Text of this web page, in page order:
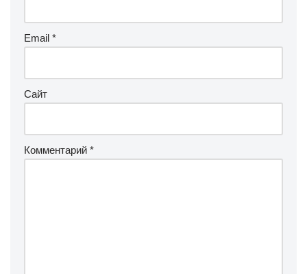
Email *
Сайт
Комментарий *